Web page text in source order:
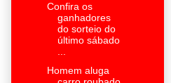
Confira os
ganhadores
do sorteio do
último sábado
...
Homem aluga